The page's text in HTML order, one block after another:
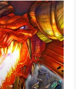
Gegnern auf der
in den
die
Kampagnen zu